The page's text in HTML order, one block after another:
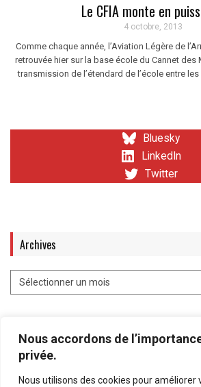
Nous accordons de
privée.
Nous utilisons des cookies pour améliorer
Le CFIA monte en
4 octobre, 2013
Comme chaque année, l’Aviation Légère de
retrouvée hier sur la base école du Cannet des
transmission de l’étendard de l’école entre
Bluesky
LinkedIn
Twitter
Archives